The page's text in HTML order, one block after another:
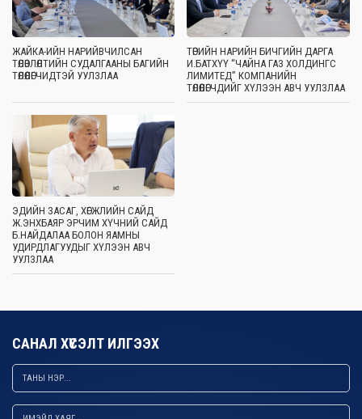
ЖАЙКА-ИЙН НАРИЙВЧИЛСАН
ТӨЛӨВЛӨЛТИЙН СУДАЛГААНЫ БАГИЙН
ТӨЛӨӨЛӨГЧИДТЭЙ УУЛЗЛАА
ТӨРИЙН НАРИЙН БИЧГИЙН ДАРГА
И.БАТХҮҮ “ЧАЙНА ГАЗ ХОЛДИНГС
ЛИМИТЕД” КОМПАНИЙН
ТӨЛӨӨЛӨГЧДИЙГ ХҮЛЭЭН АВЧ УУЛЗЛАА
ЭДИЙН ЗАСАГ, ХӨГЖЛИЙН САЙД
Ж.ЭНХБАЯР ЭРЧИМ ХҮЧНИЙ САЙД
Б.НАЙДАЛАА БОЛОН ЯАМНЫ
УДИРДЛАГУУДЫГ ХҮЛЭЭН АВЧ
УУЛЗЛАА
САНАЛ ХҮСЭЛТ ИЛГЭЭХ